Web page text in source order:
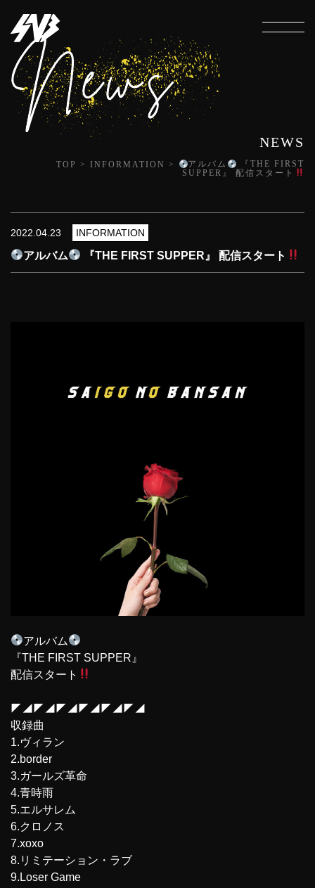
NEWS
TOP > INFORMATION > アルバム
『THE FIRST
SUPPER』 配信スタート
2022.04.23 INFORMATION
アルバム 『THE FIRST SUPPER』 配信スタート
アルバム
『THE FIRST SUPPER』
配信スタート
◤◢◤◢◤◢◤◢◤◢◤◢
収録曲
1.ヴィラン
2.border
3.ガールズ革命
4.青時雨
5.エルサレム
6.クロノス
7.xoxo
8.リミテーション・ラブ
9.Loser Game